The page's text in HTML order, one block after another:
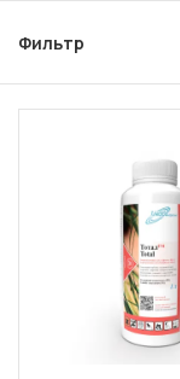
Фильтр